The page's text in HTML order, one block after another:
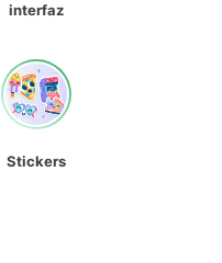
interfaz
Stickers